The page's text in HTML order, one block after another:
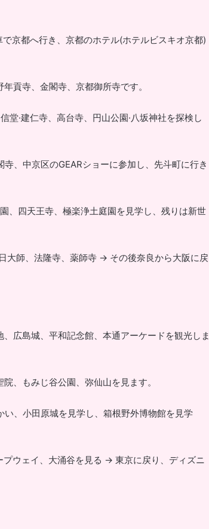
京都へ行き、京都のホテル(ホテルビスキオ京都)
貢寺、金閣寺、京都御所寺です。
堂·建仁寺、高台寺、円山公園·八坂神社を探検し
、中京区のGEARショーに参加し、先斗町に行き
、四天王寺、極楽浄土庭園を見学し、残りは新世
師、法隆寺、薬師寺 -> その後奈良から大阪に戻
広島城、平和記念館、本通アーケードを観光しま
、もみじ谷公園、弥仙山を見ます。
、小田原城を見学し、箱根野外博物館を見学
ウェイ、大涌谷を見る -> 東京に戻り、ディズニ